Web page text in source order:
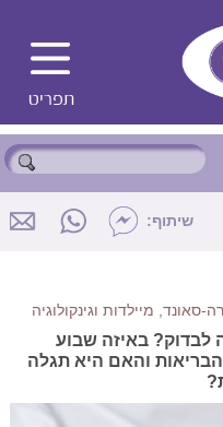
שיתוף:
מיילדות וגינקולוגיה
באיזה שבוע
והאם היא תגלה